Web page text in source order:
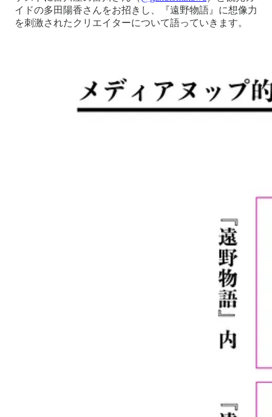
イドの多田陽香さんをお招きし、『遠野物語』に想像力
を刺激されたクリエイターについて語っていきます。